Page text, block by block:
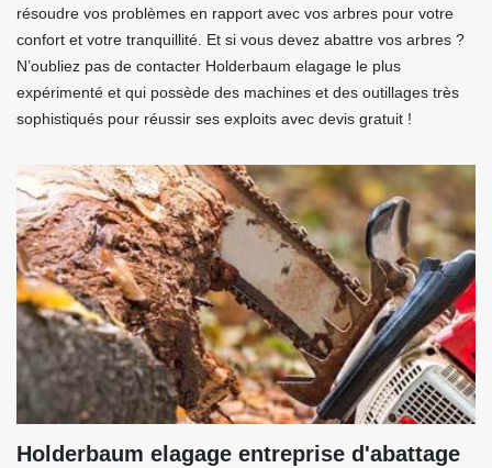
résoudre vos problèmes en rapport avec vos arbres pour votre
confort et votre tranquillité. Et si vous devez abattre vos arbres ?
N’oubliez pas de contacter Holderbaum elagage le plus
expérimenté et qui possède des machines et des outillages très
sophistiqués pour réussir ses exploits avec devis gratuit !
Holderbaum elagage entreprise d'abattage